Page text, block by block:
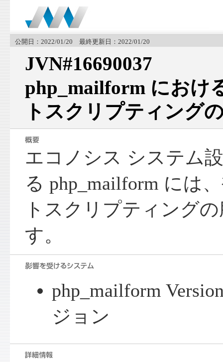
公開日：2022/01/20 最終更新日：2022/01/20
JVN#16690037
php_mailform におけ
トスクリプティング
エコノシス システム
る php_mailform には
トスクリプティング
す。
php_mailform
ジョン